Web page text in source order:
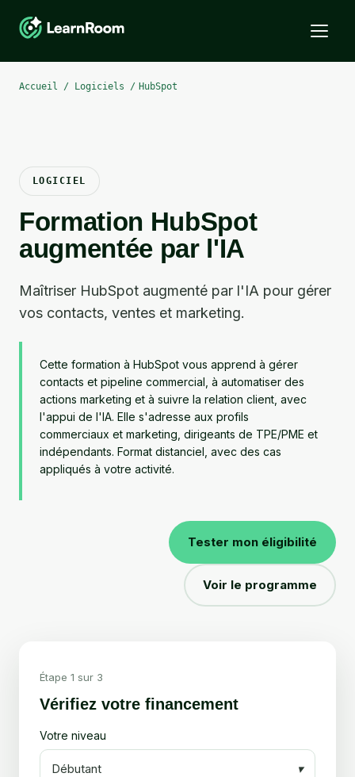
Accueil / Logiciels / HubSpot
LOGICIEL
Formation HubSpot
augmentée par l'IA
Maîtriser HubSpot augmenté par l'IA pour gérer
vos contacts, ventes et marketing.
Cette formation à HubSpot vous apprend à gérer
contacts et pipeline commercial, à automatiser des
actions marketing et à suivre la relation client, avec
l'appui de l'IA. Elle s'adresse aux profils
commerciaux et marketing, dirigeants de TPE/PME et
indépendants. Format distanciel, avec des cas
appliqués à votre activité.
Tester mon éligibilité
Voir le programme
Étape 1 sur 3
Vérifiez votre financement
Votre niveau
Débutant ▾